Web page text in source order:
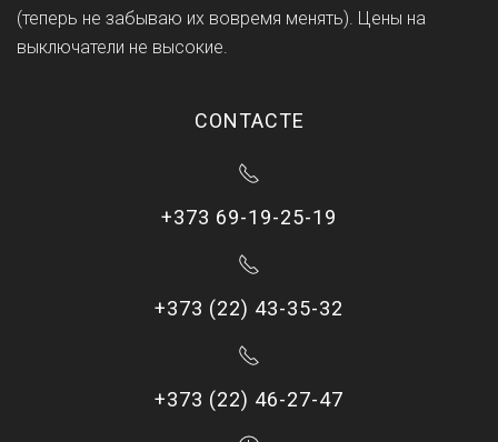
(теперь не забываю их вовремя менять). Цены на
выключатели не высокие.
CONTACTE
+373 69-19-25-19
+373 (22) 43-35-32
+373 (22) 46-27-47